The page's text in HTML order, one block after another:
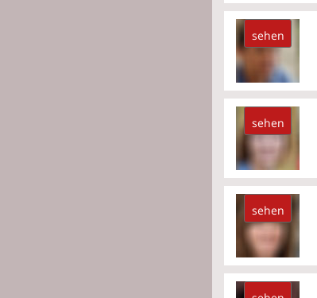
sehen
sehen
sehen